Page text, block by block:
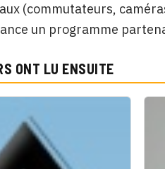
(commutateurs,
un programme
ONT LU ENSUITE